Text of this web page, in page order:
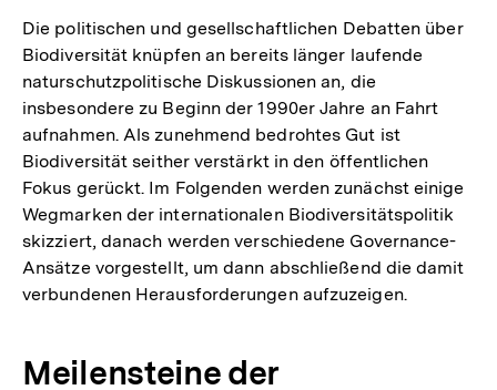
Die politischen und gesellschaftlichen Debatten über
Biodiversität knüpfen an bereits länger laufende
naturschutzpolitische Diskussionen an, die
insbesondere zu Beginn der 1990er Jahre an Fahrt
aufnahmen. Als zunehmend bedrohtes Gut ist
Biodiversität seither verstärkt in den öffentlichen
Fokus gerückt. Im Folgenden werden zunächst einige
Wegmarken der internationalen Biodiversitätspolitik
skizziert, danach werden verschiedene Governance-
Ansätze vorgestellt, um dann abschließend die damit
verbundenen Herausforderungen aufzuzeigen.
Meilensteine der